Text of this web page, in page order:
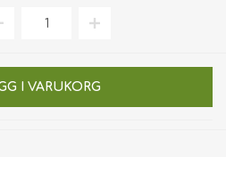
I VARUKORG